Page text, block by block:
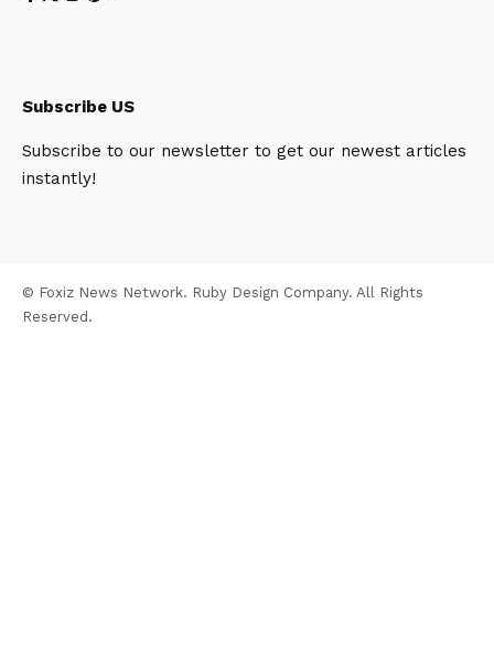
Subscribe US
Subscribe to our newsletter to get our newest articles
instantly!
© Foxiz News Network. Ruby Design Company. All Rights
Reserved.